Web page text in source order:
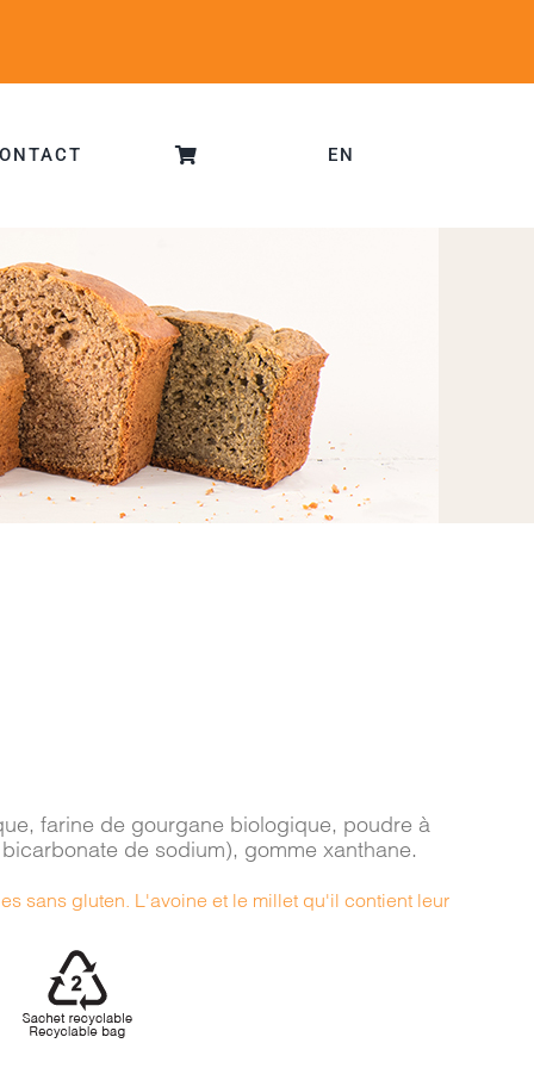
EN
farine de gourgane biologique, poudre à
de sodium), gomme xanthane.
sans gluten. L'avoine et le millet qu'il contient leur